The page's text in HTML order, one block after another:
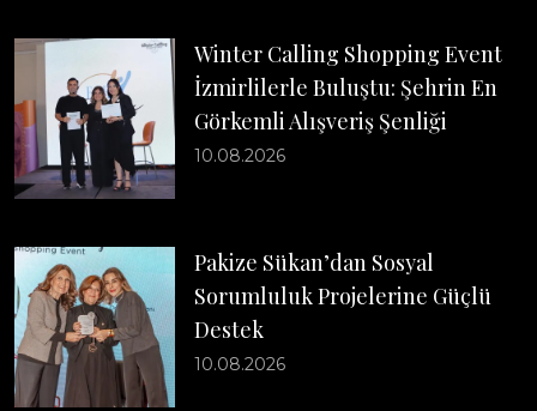
Winter Calling Shopping Event
İzmirlilerle Buluştu: Şehrin En
Görkemli Alışveriş Şenliği
10.08.2026
Pakize Sükan’dan Sosyal
Sorumluluk Projelerine Güçlü
Destek
10.08.2026